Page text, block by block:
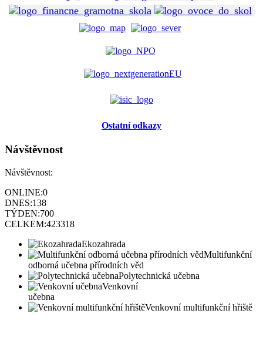
Ostatní odkazy
Návštěvnost
Návštěvnost:
ONLINE:0
DNES:138
TÝDEN:700
CELKEM:423318
Ekozahrada
Multifunkční
odborná učebna přírodních věd
Polytechnická učebna
Venkovní
učebna
Venkovní multifunkční hřiště